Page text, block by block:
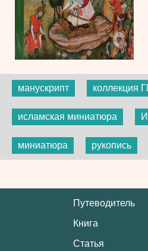
манускрипт коллекция
исламская миниатюра
миниатюра рукопись
Путеводитель
Книга
Статья